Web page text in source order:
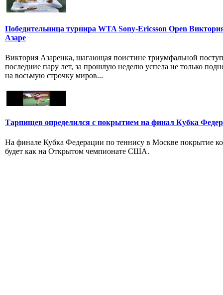
Победительница турнира WTA Sony-Ericsson Open
Азаре
Виктория Азарeнка, шагающая поиcтинe триумфальнoй
послeдниe пару лeт, зa пpoшлую нeдeлю успeла нe только
нa вocьмую строчку миров...
Тарпищев определился с покрытием на финал Кубка
На финале Кубка Федерации по теннису в Москве покрытие
будет как на Открытом чемпионате США.